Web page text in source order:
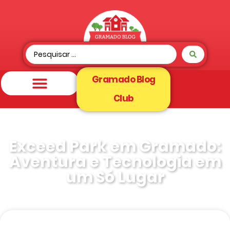
Gramado Blog
Club
Exceed Park em Gramado:
Aventura e Tecnologia em
um Só Lugar